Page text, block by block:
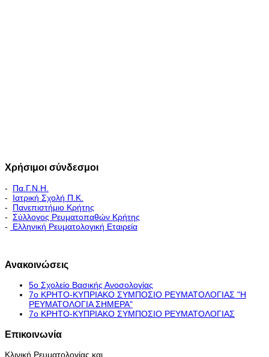
Χρήσιμοι σύνδεσμοι
- Πα.Γ.Ν.Η.
- Ιατρική Σχολή Π.Κ.
- Πανεπιστήμιο Κρήτης
- Σύλλογος Ρευματοπαθών Κρήτης
-
Ελληνική Ρευματολογική Εταιρεία
Ανακοινώσεις
5ο Σχολείο Βασικής Ανοσολογίας
7ο ΚΡΗΤΟ-ΚΥΠΡΙΑΚΟ ΣΥΜΠΟΣΙΟ ΡΕΥΜΑΤΟΛΟΓΙΑΣ "H
ΡΕΥΜΑΤΟΛΟΓΙΑ ΣΗΜΕΡΑ"
7ο ΚΡΗΤΟ-ΚΥΠΡΙΑΚΟ ΣΥΜΠΟΣΙΟ ΡΕΥΜΑΤΟΛΟΓΙΑΣ
Επικοινωνία
Κλινική Ρευματολογίας και